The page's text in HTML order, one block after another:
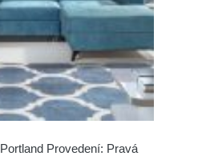
Provedení: Pravá